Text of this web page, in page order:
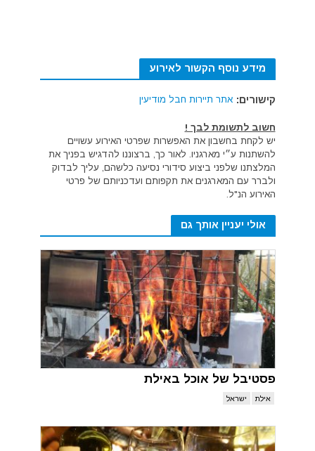
מידע נוסף הקשור לאירוע
קישורים: אתר תיירות חבל מודיעין
חשוב לתשומת לבך !
יש לקחת בחשבון את האפשרות שפרטי האירוע עשויים
להשתנות ע״י מארגניו. לאור כך, ברצוננו להדגיש בפניך את
המלצתנו שלפני ביצוע סידורי נסיעה כלשהם, עליך לבדוק
ולברר עם המארגנים את תקפותם ועדכניותם של פרטי
האירוע הנ"ל.
אולי יעניין אותך גם
פסטיבל של אוכל באילת
אילת ישראל